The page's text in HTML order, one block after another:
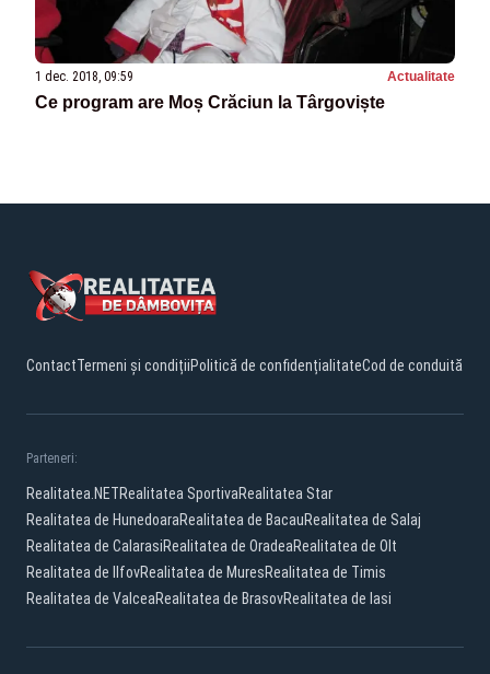
1 dec. 2018, 09:59 Actualitate
Ce program are Moș Crăciun la Târgoviște
ContactTermeni și condițiiPolitică de confidențialitateCod de conduită
Parteneri:
Realitatea.NETRealitatea SportivaRealitatea Star
Realitatea de HunedoaraRealitatea de BacauRealitatea de Salaj
Realitatea de CalarasiRealitatea de OradeaRealitatea de Olt
Realitatea de IlfovRealitatea de MuresRealitatea de Timis
Realitatea de ValceaRealitatea de BrasovRealitatea de Iasi